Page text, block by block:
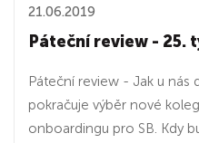
21.06.2019
Páteční review - 25.
Páteční review - Jak u nás
pokračuje výběr nové
onboardingu pro SB. Kdy